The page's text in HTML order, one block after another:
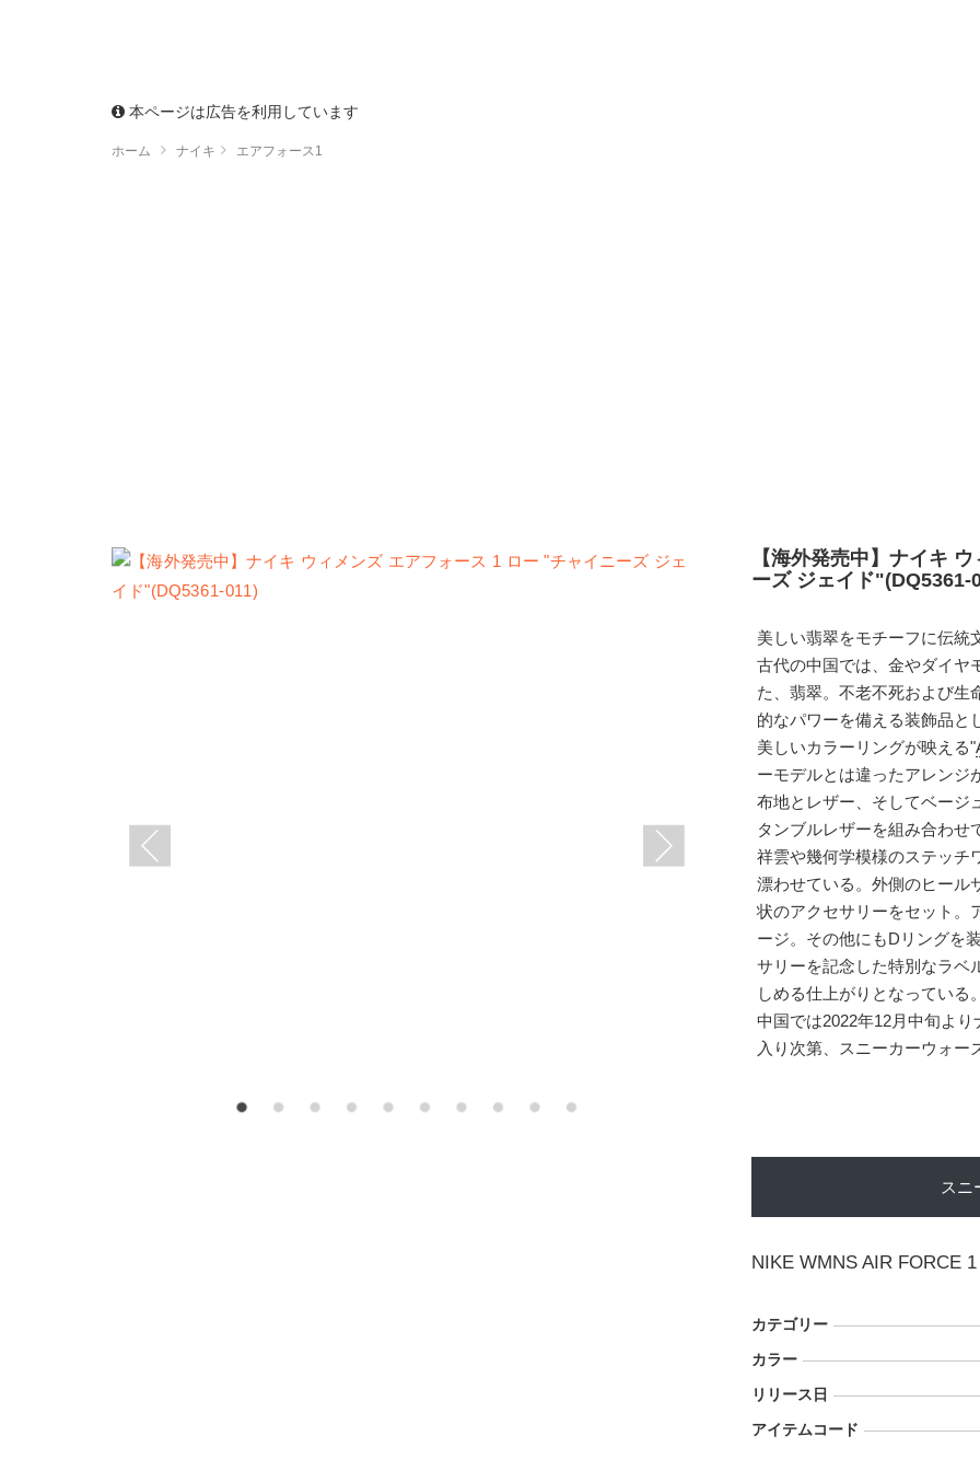
本ページは広告を利用しています
ホーム ナイキ エアフォース1
【海外発売中】ナイキ
ーズ ジェイド"(DQ5361-
美しい翡翠をモチーフに伝統
古代の中国では、金やダイヤ
た、翡翠。不老不死および生
的なパワーを備える装飾品と
美しいカラーリングが映える"
ーモデルとは違ったアレンジ
布地とレザー、そしてベージ
タンブルレザーを組み合わせ
祥雲や幾何学模様のステッチ
漂わせている。外側のヒール
状のアクセサリーをセット。
ージ。その他にもDリングを
サリーを記念した特別なラベ
しめる仕上がりとなっている
中国では2022年12月中旬よ
入り次第、スニーカーウォー
スニ
NIKE WMNS AIR FORCE
カテゴリー
カラー
リリース日
アイテムコード